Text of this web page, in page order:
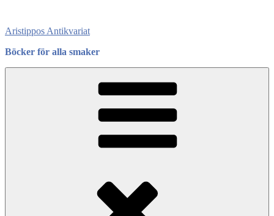
content
Aristippos Antikvariat
Böcker för alla smaker